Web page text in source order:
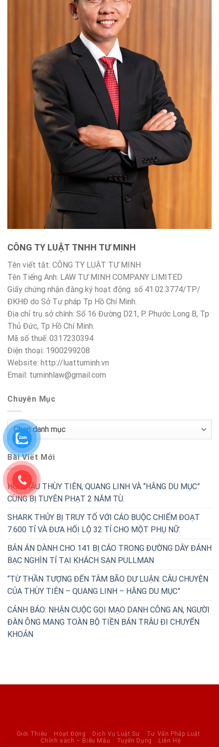
CÔNG TY LUẬT TNHH TƯ MINH
Tên viết tắt: CÔNG TY LUẬT TƯ MINH
Tên Tiếng Anh: LAW TƯ MINH COMPANY LIMITED
Giấy chứng nhận đăng ký hoạt động: số 41.02.3774/TP/
ĐKHĐ do Sở Tư pháp Tp Hồ Chí Minh.
Địa chỉ trụ sở chính: Số 16 Đường D21, P. Phước Long B, Tp
Thủ Đức, Tp Hồ Chí Minh.
Mã số thuế: 0317230394
Điện thoại: 1900299208
Website: http://luattuminh.vn
Email: tuminhlaw@gmail.com
Chuyên Mục
Chuyên
Mục
Bài Viết Mới
HOA HẬU THÙY TIÊN, QUANG LINH VÀ “HẰNG DU MỤC”
CÙNG BỊ TUYÊN PHẠT 2 NĂM TÙ.
SHARK THỦY BỊ TRUY TỐ VỚI CÁO BUỘC CHIẾM ĐOẠT
7.600 TỈ VÀ ĐƯA HỐI LỘ 32 TỈ CHO MỘT PHỤ NỮ.
BẢN ÁN DÀNH CHO 141 BỊ CÁO TRONG ĐƯỜNG DÂY ĐÁNH
BẠC NGHÌN TỈ TẠI KHÁCH SẠN PULLMAN
“TỪ THẦN TƯỢNG ĐẾN TÂM BÃO DƯ LUẬN: CÂU CHUYỆN
CỦA THÙY TIÊN – QUANG LINH – HẰNG DU MỤC”
CẢNH BÁO: NHẬN CUỘC GỌI MẠO DANH CÔNG AN, NGƯỜI
ĐÀN ÔNG MANG TOÀN BỘ TIỀN BÁN TRÂU ĐI CHUYỂN
KHOẢN
Giới Thiệu Hoạt Động Dịch Vụ Luật Sư
Tư Vấn Pháp Luật
Chính sách – Biểu Mẫu
Tuyển Dụng Liên Hệ